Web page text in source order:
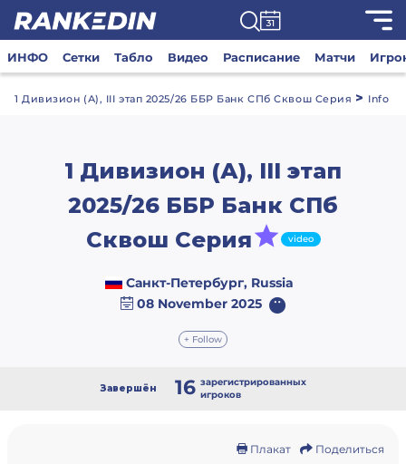
ИНФО Сетки Табло Видео Расписание Матчи
1 Дивизион (А), III этап 2025/26 ББР Банк СПб Сквош Серия > Info
1 Дивизион (А), III этап
2025/26 ББР Банк СПб
Сквош Серия
video
Санкт-Петербург, Russia
08 November 2025
+ Follow
Завершён 16 зарегистрированных
игроков
Плакат Поделиться